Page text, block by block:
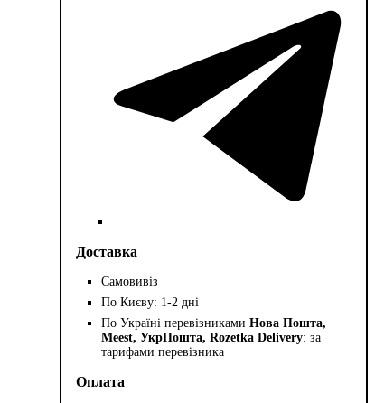
Доставка
Самовивіз
По Києву: 1-2 дні
По Україні перевізникамиНова Пошта,
Meest, УкрПошта, Rozetka Delivery: за
тарифами перевізника
Оплата